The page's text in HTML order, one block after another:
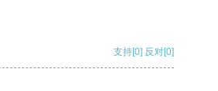
支持[0] 反对[0]